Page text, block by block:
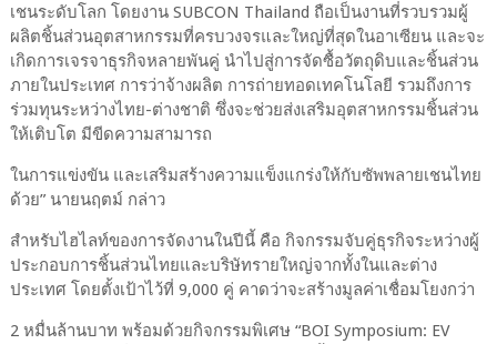
เชนระดับโลก โดยงาน SUBCON Thailand ถือเป็นงานที่รวบรวมผู้
ผลิตชิ้นส่วนอุตสาหกรรมที่ครบวงจรและใหญ่ที่สุดในอาเซียน และจะ
เกิดการเจรจาธุรกิจหลายพันคู่ นำไปสู่การจัดซื้อวัตถุดิบและชิ้นส่วน
ภายในประเทศ การว่าจ้างผลิต การถ่ายทอดเทคโนโลยี รวมถึงการ
ร่วมทุนระหว่างไทย-ต่างชาติ ซึ่งจะช่วยส่งเสริมอุตสาหกรรมชิ้นส่วน
ให้เติบโต มีขีดความสามารถ
ในการแข่งขัน และเสริมสร้างความแข็งแกร่งให้กับซัพพลายเชนไทย
ด้วย” นายนฤตม์ กล่าว
สำหรับไฮไลท์ของการจัดงานในปีนี้ คือ กิจกรรมจับคู่ธุรกิจระหว่างผู้
ประกอบการชิ้นส่วนไทยและบริษัทรายใหญ่จากทั้งในและต่าง
ประเทศ โดยตั้งเป้าไว้ที่ 9,000 คู่ คาดว่าจะสร้างมูลค่าเชื่อมโยงกว่า
2 หมื่นล้านบาท พร้อมด้วยกิจกรรมพิเศษ “BOI Symposium: EV